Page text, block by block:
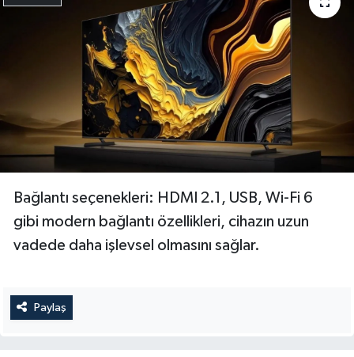
Bağlantı seçenekleri: HDMI 2.1, USB, Wi-Fi 6
gibi modern bağlantı özellikleri, cihazın uzun
vadede daha işlevsel olmasını sağlar.
Paylaş